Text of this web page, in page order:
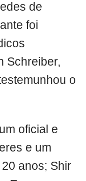
de
foi
Schreiber,
o
oficial e
e um
anos; Shir